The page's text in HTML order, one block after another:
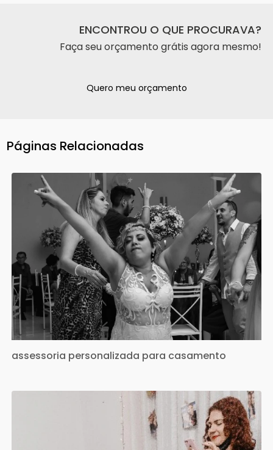
ENCONTROU O QUE PROCURAVA?
Faça seu orçamento grátis agora mesmo!
Quero meu orçamento
Páginas Relacionadas
assessoria personalizada para casamento